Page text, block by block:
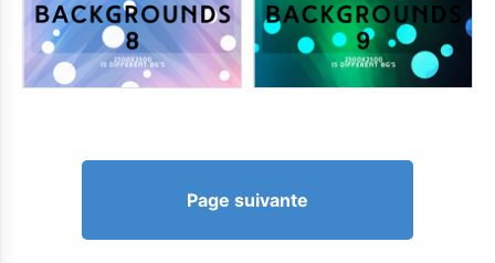
Page suivante